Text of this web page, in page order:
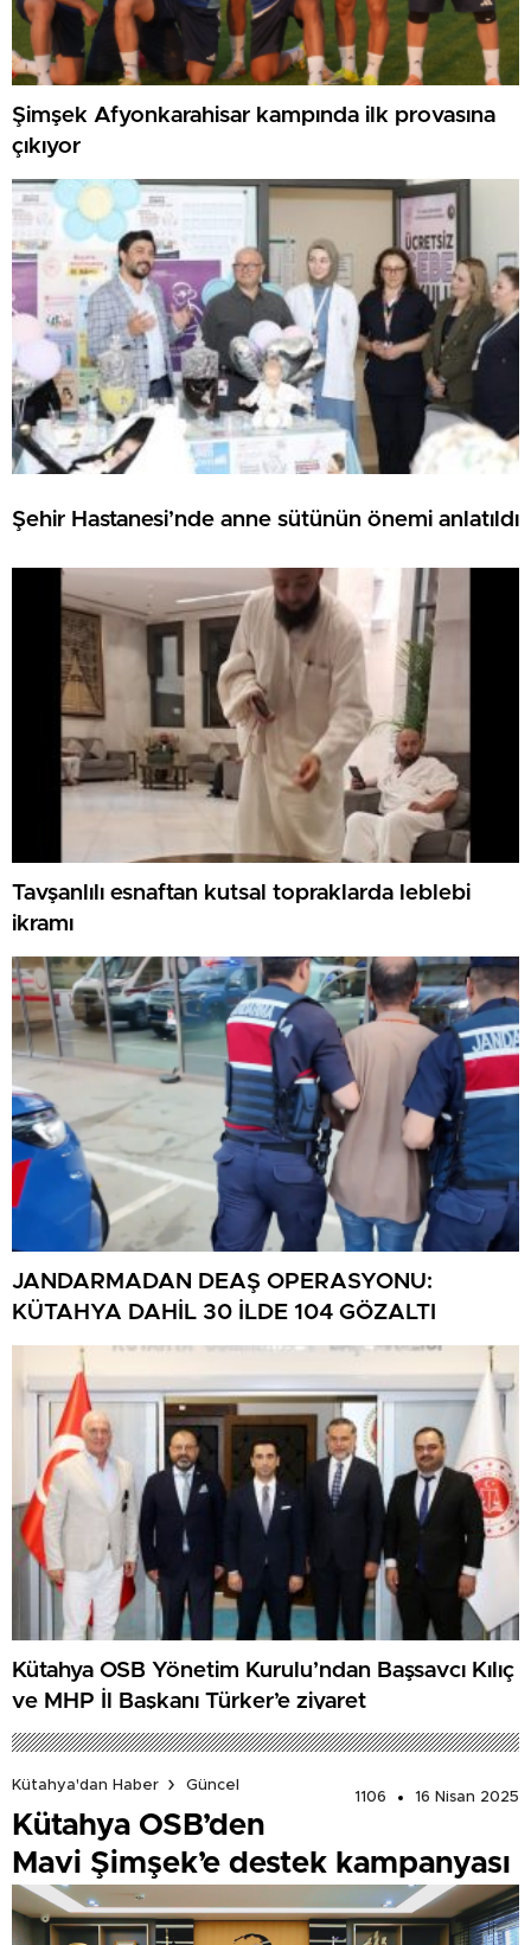
Şimşek Afyonkarahisar kampında ilk provasına
çıkıyor
Şehir Hastanesi’nde anne sütünün önemi anlatıldı
Tavşanlılı esnaftan kutsal topraklarda leblebi
ikramı
JANDARMADAN DEAŞ OPERASYONU:
KÜTAHYA DAHİL 30 İLDE 104 GÖZALTI
Kütahya OSB Yönetim Kurulu’ndan Başsavcı Kılıç
ve MHP İl Başkanı Türker’e ziyaret
Kütahya'dan Haber
Güncel
1106
16 Nisan 2025
Kütahya OSB’den
Mavi Şimşek’e destek kampanyası